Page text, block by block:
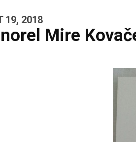
19, 2018
Mire